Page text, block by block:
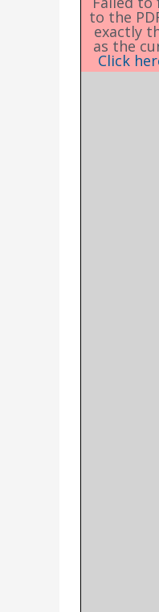
to the
exactly
as the
Click